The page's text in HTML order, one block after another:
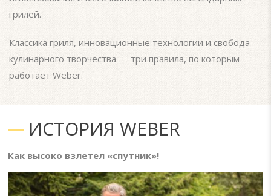
грилей.
Классика гриля, инновационные технологии и свобода
кулинарного творчества — три правила, по которым
работает Weber.
ИСТОРИЯ WEBER
Как высоко взлетел «спутник»!